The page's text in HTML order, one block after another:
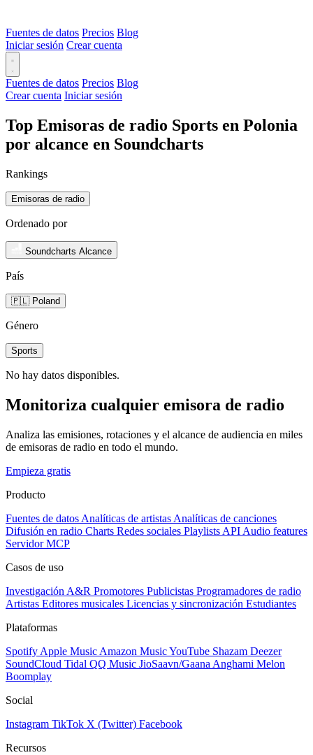
Fuentes de datos Precios Blog
Iniciar sesión Crear cuenta
Fuentes de datos Precios Blog
Crear cuenta Iniciar sesión
Top Emisoras de radio Sports en Polonia
por alcance en Soundcharts
Rankings
Emisoras de radio
Ordenado por
Soundcharts Alcance
País
🇵🇱 Poland
Género
Sports
No hay datos disponibles.
Monitoriza cualquier emisora de radio
Analiza las emisiones, rotaciones y el alcance de audiencia en miles
de emisoras de radio en todo el mundo.
Empieza gratis
Producto
Fuentes de datos Analíticas de artistas Analíticas de canciones
Difusión en radio Charts Redes sociales Playlists API Audio features
Servidor MCP
Casos de uso
Investigación A&R Promotores Publicistas Programadores de radio
Artistas Editores musicales Licencias y sincronización Estudiantes
Plataformas
Spotify Apple Music Amazon MusicYouTube Shazam Deezer
SoundCloud Tidal QQ Music JioSaavn/Gaana Anghami Melon
Boomplay
Social
Instagram TikTok X (Twitter) Facebook
Recursos